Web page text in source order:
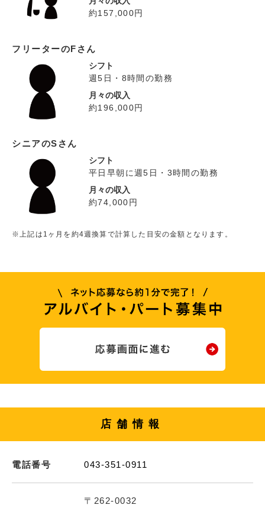
約157,000円
フリーターのFさん
シフト
週5日・8時間の勤務
月々の収入
約196,000円
シニアのSさん
シフト
平日早朝に週5日・3時間の勤務
月々の収入
約74,000円
※上記は1ヶ月を約4週換算で計算した目安の金額となります。
店舗情報
電話番号 043-351-0911
〒262-0032